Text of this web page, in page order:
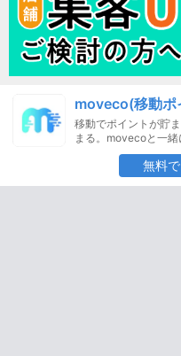
moveco(移動ポ
移動でポイントが貯
まる。movecoと一緒
無料